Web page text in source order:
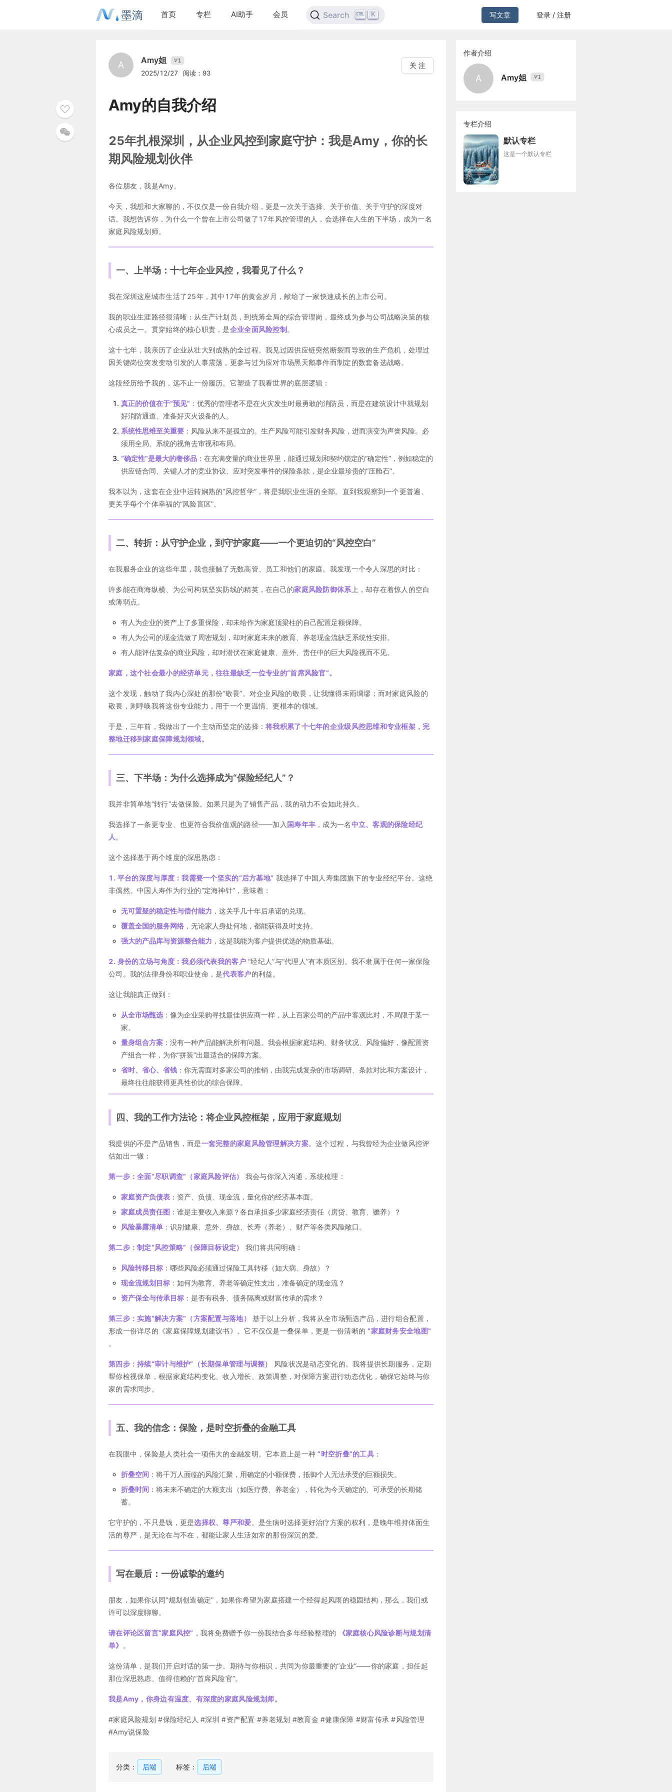
墨滴 首页 专栏 AI助手 会员 Search K 写文章 登录 / 注册
A Amy姐 V1
2025/12/27 阅读：93
关 注
Amy的自我介绍
25年扎根深圳，从企业风控到家庭守护：我是Amy，你的长
期风险规划伙伴
各位朋友，我是Amy。
今天，我想和大家聊的，不仅仅是一份自我介绍，更是一次关于选择、关于价值、关于守护的深度对
话。我想告诉你，为什么一个曾在上市公司做了17年风控管理的人，会选择在人生的下半场，成为一名
家庭风险规划师。
一、上半场：十七年企业风控，我看见了什么？
我在深圳这座城市生活了25年，其中17年的黄金岁月，献给了一家快速成长的上市公司。
我的职业生涯路径很清晰：从生产计划员，到统筹全局的综合管理岗，最终成为参与公司战略决策的核
心成员之一。贯穿始终的核心职责，是企业全面风险控制。
这十七年，我亲历了企业从壮大到成熟的全过程。我见过因供应链突然断裂而导致的生产危机，处理过
因关键岗位突发变动引发的人事震荡，更参与过为应对市场黑天鹅事件而制定的数套备选战略。
这段经历给予我的，远不止一份履历。它塑造了我看世界的底层逻辑：
真正的价值在于“预见” ：优秀的管理者不是在火灾发生时最勇敢的消防员，而是在建筑设计中就规划
好消防通道、准备好灭火设备的人。
系统性思维至关重要 ：风险从来不是孤立的。生产风险可能引发财务风险，进而演变为声誉风险。必
须用全局、系统的视角去审视和布局。
“确定性”是最大的奢侈品 ：在充满变量的商业世界里，能通过规划和契约锁定的“确定性”，例如稳定的
供应链合同、关键人才的竞业协议、应对突发事件的保险条款，是企业最珍贵的“压舱石”。
我本以为，这套在企业中运转娴熟的“风控哲学”，将是我职业生涯的全部。直到我观察到一个更普遍、
更关乎每个个体幸福的“风险盲区”。
二、转折：从守护企业，到守护家庭——一个更迫切的“风控空白”
在我服务企业的这些年里，我也接触了无数高管、员工和他们的家庭。我发现一个令人深思的对比：
许多能在商海纵横、为公司构筑坚实防线的精英，在自己的家庭风险防御体系 上，却存在着惊人的空白
或薄弱点。
有人为企业的资产上了多重保险，却未给作为家庭顶梁柱的自己配置足额保障。
有人为公司的现金流做了周密规划，却对家庭未来的教育、养老现金流缺乏系统性安排。
有人能评估复杂的商业风险，却对潜伏在家庭健康、意外、责任中的巨大风险视而不见。
家庭，这个社会最小的经济单元，往往最缺乏一位专业的“首席风险官”。
这个发现，触动了我内心深处的那份“敬畏”。对企业风险的敬畏，让我懂得未雨绸缪；而对家庭风险的
敬畏，则呼唤我将这份专业能力，用于一个更温情、更根本的领域。
于是，三年前，我做出了一个主动而坚定的选择：将我积累了十七年的企业级风控思维和专业框架，完
整地迁移到家庭保障规划领域。
三、下半场：为什么选择成为“保险经纪人”？
我并非简单地“转行”去做保险。如果只是为了销售产品，我的动力不会如此持久。
我选择了一条更专业、也更符合我价值观的路径——加入 国寿年丰 ，成为一名中立、客观的保险经纪
人 。
这个选择基于两个维度的深思熟虑：
1. 平台的深度与厚度：我需要一个坚实的“后方基地” 我选择了中国人寿集团旗下的专业经纪平台。这绝
非偶然。中国人寿作为行业的“定海神针”，意味着：
无可置疑的稳定性与偿付能力 ，这关乎几十年后承诺的兑现。
覆盖全国的服务网络 ，无论家人身处何地，都能获得及时支持。
强大的产品库与资源整合能力 ，这是我能为客户提供优选的物质基础。
2. 身份的立场与角度：我必须代表我的客户“经纪人”与“代理人”有本质区别。我不隶属于任何一家保险
公司。我的法律身份和职业使命，是代表客户的利益。
这让我能真正做到：
从全市场甄选 ：像为企业采购寻找最佳供应商一样，从上百家公司的产品中客观比对，不局限于某一
家。
量身组合方案 ：没有一种产品能解决所有问题。我会根据家庭结构、财务状况、风险偏好，像配置资
产组合一样，为你“拼装”出最适合的保障方案。
省时、省心、省钱 ：你无需面对多家公司的推销，由我完成复杂的市场调研、条款对比和方案设计，
最终往往能获得更具性价比的综合保障。
四、我的工作方法论：将企业风控框架，应用于家庭规划
我提供的不是产品销售，而是一套完整的家庭风险管理解决方案。这个过程，与我曾经为企业做风控评
估如出一辙：
第一步：全面“尽职调查”（家庭风险评估） 我会与你深入沟通，系统梳理：
家庭资产负债表 ：资产、负债、现金流，量化你的经济基本面。
家庭成员责任图 ：谁是主要收入来源？各自承担多少家庭经济责任（房贷、教育、赡养）？
风险暴露清单 ：识别健康、意外、身故、长寿（养老）、财产等各类风险敞口。
第二步：制定“风控策略”（保障目标设定） 我们将共同明确：
风险转移目标 ：哪些风险必须通过保险工具转移（如大病、身故）？
现金流规划目标 ：如何为教育、养老等确定性支出，准备确定的现金流？
资产保全与传承目标 ：是否有税务、债务隔离或财富传承的需求？
第三步：实施“解决方案”（方案配置与落地）
基于以上分析，我将从全市场甄选产品，进行组合配置，
形成一份详尽的《家庭保障规划建议书》。它不仅仅是一叠保单，更是一份清晰的“家庭财务安全地图”
。
第四步：持续“审计与维护”（长期保单管理与调整）
风险状况是动态变化的。我将提供长期服务，定期
帮你检视保单，根据家庭结构变化、收入增长、政策调整，对保障方案进行动态优化，确保它始终与你
家的需求同步。
五、我的信念：保险，是时空折叠的金融工具
在我眼中，保险是人类社会一项伟大的金融发明。它本质上是一种“时空折叠”的工具：
折叠空间 ：将千万人面临的风险汇聚，用确定的小额保费，抵御个人无法承受的巨额损失。
折叠时间 ：将未来不确定的大额支出（如医疗费、养老金），转化为今天确定的、可承受的长期储
蓄。
它守护的，不只是钱，更是选择权、尊严和爱。是生病时选择更好治疗方案的权利，是晚年维持体面生
活的尊严，是无论在与不在，都能让家人生活如常的那份深沉的爱。
写在最后：一份诚挚的邀约
朋友，如果你认同“规划创造确定”，如果你希望为家庭搭建一个经得起风雨的稳固结构，那么，我们或
许可以深度聊聊。
请在评论区留言“家庭风控” ，我将免费赠予你一份我结合多年经验整理的
《家庭核心风险诊断与规划清
单》 。
这份清单，是我们开启对话的第一步。期待与你相识，共同为你最重要的“企业”——你的家庭，担任起
那位深思熟虑、值得信赖的“首席风险官”。
我是Amy，你身边有温度、有深度的家庭风险规划师。
#家庭风险规划 #保险经纪人 #深圳 #资产配置 #养老规划 #教育金 #健康保障 #财富传承 #风险管理
#Amy说保险
分类： 后端 标签： 后端
作者介绍
A Amy姐 V1
专栏介绍
默认专栏
这是一个默认专栏